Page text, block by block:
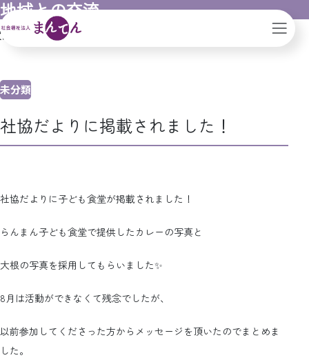
地域との交流
｜大阪市 地域との交流 社協だよりに掲載されました！
未分類
社協だよりに掲載されました！
社協だよりに子ども食堂が掲載されました！
らんまん子ども食堂で提供したカレーの写真と
大根の写真を採用してもらいました✨
8月は活動ができなくて残念でしたが、
以前参加してくださった方からメッセージを頂いたのでまとめま
した。